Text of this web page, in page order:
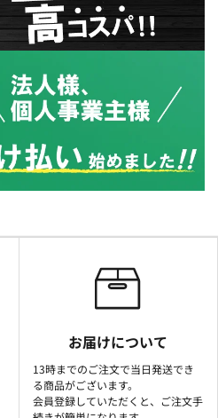
お届けについて
13時までのご注文で当日発送でき
る商品がございます。
会員登録していただくと、ご注文手